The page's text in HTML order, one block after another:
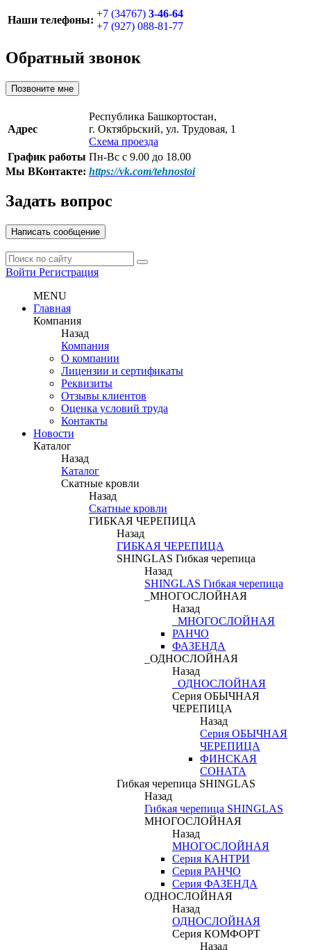
Наши телефоны:
+7 (34767) 3-46-64
+7 (927) 088-81-77
Обратный звонок
Позвоните мне
Адрес
Республика Башкортостан,
г. Октябрьский, ул. Трудовая, 1
Схема проезда
График работы Пн-Вс с 9.00 до 18.00
Мы ВКонтакте: https://vk.com/tehnostoi
Задать вопрос
Написать сообщение
Войти Регистрация
MENU
Главная
Компания
Назад
Компания
О компании
Лицензии и сертификаты
Реквизиты
Отзывы клиентов
Оценка условий труда
Контакты
Новости
Каталог
Назад
Каталог
Скатные кровли
Назад
Скатные кровли
ГИБКАЯ ЧЕРЕПИЦА
Назад
ГИБКАЯ ЧЕРЕПИЦА
SHINGLAS Гибкая черепица
Назад
SHINGLAS Гибкая черепица
_МНОГОСЛОЙНАЯ
Назад
_МНОГОСЛОЙНАЯ
РАНЧО
ФАЗЕНДА
_ОДНОСЛОЙНАЯ
Назад
_ОДНОСЛОЙНАЯ
Серия ОБЫЧНАЯ
ЧЕРЕПИЦА
Назад
Серия ОБЫЧНАЯ
ЧЕРЕПИЦА
ФИНСКАЯ
СОНАТА
Гибкая черепица SHINGLAS
Назад
Гибкая черепица SHINGLAS
МНОГОСЛОЙНАЯ
Назад
МНОГОСЛОЙНАЯ
Серия КАНТРИ
Серия РАНЧО
Серия ФАЗЕНДА
ОДНОСЛОЙНАЯ
Назад
ОДНОСЛОЙНАЯ
Серия КОМФОРТ
Назад